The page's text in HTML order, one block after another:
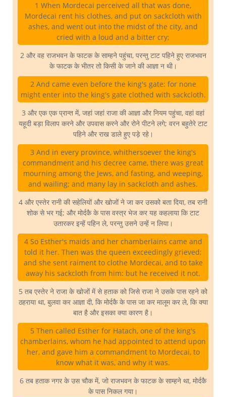
1 When Mordecai perceived all that was done,
Mordecai rent his clothes, and put on sackcloth with
ashes, and went out into the midst of the city, and
cried with a loud and a bitter cry;
2 और वह राजभवन के फाटक के साम्हने पहुंचा, परन्तु टाट पहिने हुए राजभवन
के फाटक के भीतर तो किसी के जाने की आज्ञा न थी।
2 And came even before the king's gate: for none
might enter into the king's gate clothed with sackcloth.
3 और एक एक प्रान्त में, जहां जहां राजा की आज्ञा और नियम पहुंचा, वहां वहां
यहूदी बड़ा विलाप करने और उपवास करने और रोने पीटने लगे; वरन बहुतेरे टाट
पहिने और राख डाले हुए पड़े रहे।
3 And in every province, whithersoever the king's
commandment and his decree came, there was great
mourning among the Jews, and fasting, and weeping,
and wailing; and many lay in sackcloth and ashes.
4 और एस्तेर रानी की सहेलियों और खोजों ने जा कर उसको बता दिया, तब रानी
शोक से भर गई; और मोर्दकै के पास वस्त्र भेज कर यह कहलाया कि टाट
उतारकर इन्हें पहिन ले, परन्तु उसने उन्हें न लिया।
4 So Esther's maids and her chamberlains came and
told it her. Then was the queen exceedingly grieved;
and she sent raiment to clothe Mordecai, and to take
away his sackcloth from him: but he received it not.
5 तब एस्तेर ने राजा के खोजों में से हताक को जिसे राजा ने उसके पास रहने को
ठहराया था, बुलवा कर आज्ञा दी, कि मोर्दकै के पास जा कर मालूम कर ले, कि क्या
बात है और इसका क्या कारण है।
5 Then called Esther for Hatach, one of the king's
chamberlains, whom he had appointed to attend upon
her, and gave him a commandment to Mordecai, to
know what it was, and why it was.
6 तब हताक नगर के उस चौक में, जो राजभवन के फाटक के साम्हने था, मोर्दकै
के पास निकल गया।